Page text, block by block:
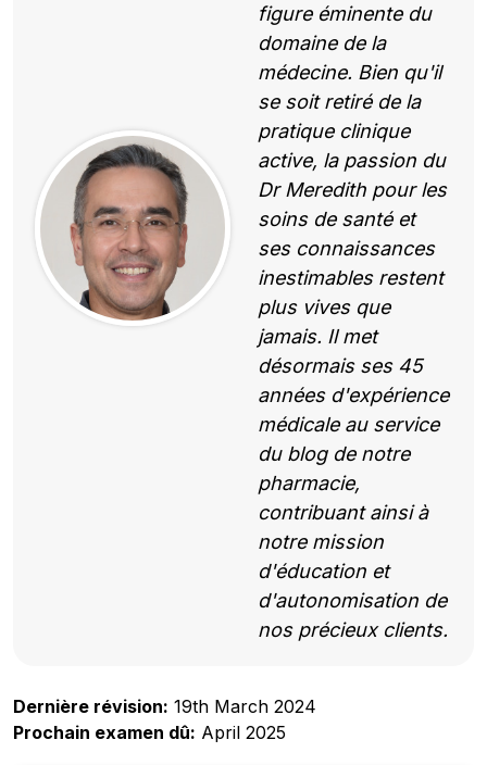
figure éminente du
domaine de la
médecine. Bien qu'il
se soit retiré de la
pratique clinique
active, la passion du
Dr Meredith pour les
soins de santé et
ses connaissances
inestimables restent
plus vives que
jamais. Il met
désormais ses 45
années d'expérience
médicale au service
du blog de notre
pharmacie,
contribuant ainsi à
notre mission
d'éducation et
d'autonomisation de
nos précieux clients.
Dernière révision: 19th March 2024
Prochain examen dû: April 2025